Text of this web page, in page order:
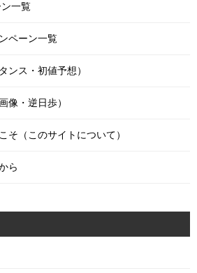
一覧
ペーン一覧
ンス・初値予想）
像・逆日歩）
そ（このサイトについて）
ら